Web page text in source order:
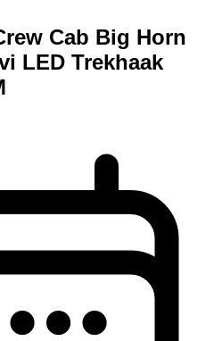
Cab Big Horn
LED Trekhaak